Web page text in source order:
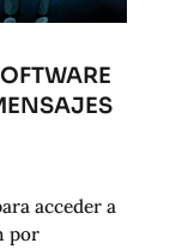
acceder a
por